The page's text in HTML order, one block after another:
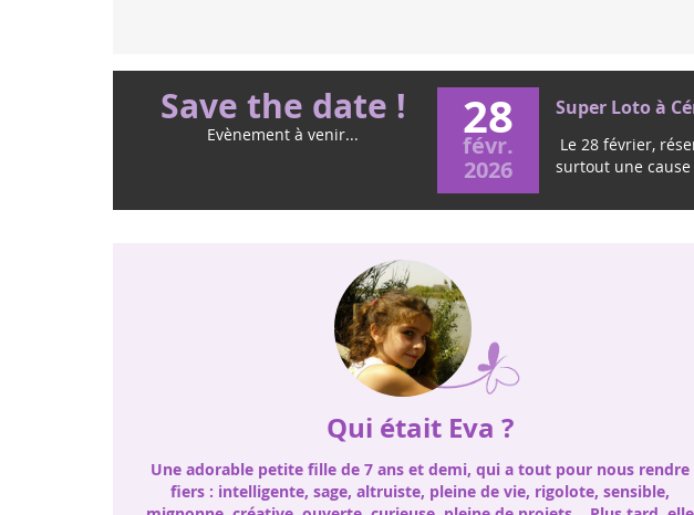
Save the date !
Evènement à venir... 28
févr.
2026
Super Loto à
Le 28 février,
surtout une
Qui était Eva ?
Une adorable petite fille de 7 ans et demi, qui a tout pour nous rendre
fiers : intelligente, sage, altruiste, pleine de vie, rigolote, sensible,